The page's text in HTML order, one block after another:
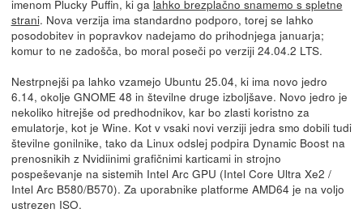
imenom Plucky Puffin, ki ga lahko brezplačno snamemo s spletne
strani. Nova verzija ima standardno podporo, torej se lahko
posodobitev in popravkov nadejamo do prihodnjega januarja;
komur to ne zadošča, bo moral poseči po verziji 24.04.2 LTS.
Nestrpnejši pa lahko vzamejo Ubuntu 25.04, ki ima novo jedro
6.14, okolje GNOME 48 in številne druge izboljšave. Novo jedro je
nekoliko hitrejše od predhodnikov, kar bo zlasti koristno za
emulatorje, kot je Wine. Kot v vsaki novi verziji jedra smo dobili tudi
številne gonilnike, tako da Linux odslej podpira Dynamic Boost na
prenosnikih z Nvidiinimi grafičnimi karticami in strojno
pospeševanje na sistemih Intel Arc GPU (Intel Core Ultra Xe2 /
Intel Arc B580/B570). Za uporabnike platforme AMD64 je na voljo
ustrezen ISO.